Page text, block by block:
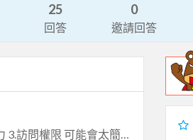
25
回答
0
邀請回答